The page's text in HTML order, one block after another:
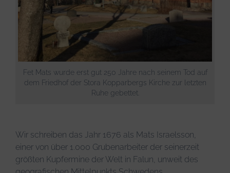
Fet Mats wurde erst gut 250 Jahre nach seinem Tod auf
dem Friedhof der Stora Kopparbergs Kirche zur letzten
Ruhe gebettet.
Wir schreiben das Jahr 1676 als Mats Israelsson,
einer von über 1.000 Grubenarbeiter der seinerzeit
größten Kupfermine der Welt in Falun, unweit des